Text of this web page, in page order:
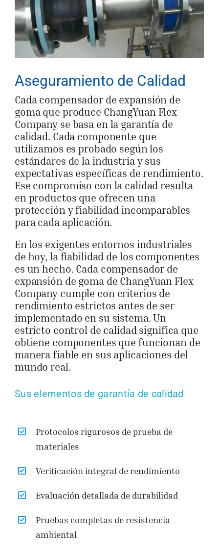
Aseguramiento de Calidad
Cada compensador de expansión de
goma que produce ChangYuan Flex
Company se basa en la garantía de
calidad. Cada componente que
utilizamos es probado según los
estándares de la industria y sus
expectativas específicas de rendimiento.
Ese compromiso con la calidad resulta
en productos que ofrecen una
protección y fiabilidad incomparables
para cada aplicación.
En los exigentes entornos industriales
de hoy, la fiabilidad de los componentes
es un hecho. Cada compensador de
expansión de goma de ChangYuan Flex
Company cumple con criterios de
rendimiento estrictos antes de ser
implementado en su sistema. Un
estricto control de calidad significa que
obtiene componentes que funcionan de
manera fiable en sus aplicaciones del
mundo real.
Sus elementos de garantía de calidad
Protocolos rigurosos de prueba de
materiales
Verificación integral de rendimiento
Evaluación detallada de durabilidad
Pruebas completas de resistencia
ambiental